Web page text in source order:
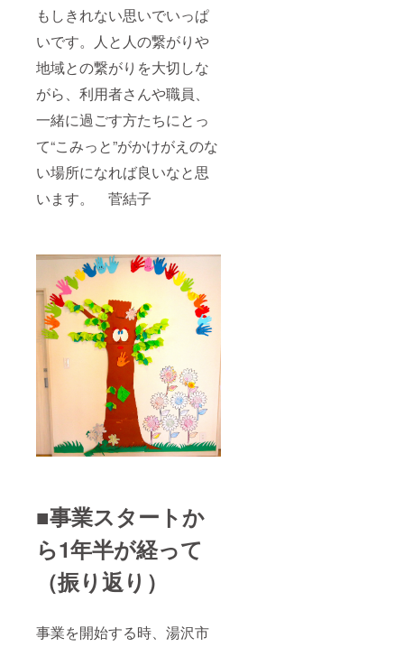
もしきれない思いでいっぱ
いです。人と人の繋がりや
地域との繋がりを大切しな
がら、利用者さんや職員、
一緒に過ごす方たちにとっ
て“こみっと”がかけがえのな
い場所になれば良いなと思
います。 菅結子
■事業スタートか
ら1年半が経って
（振り返り）
事業を開始する時、湯沢市